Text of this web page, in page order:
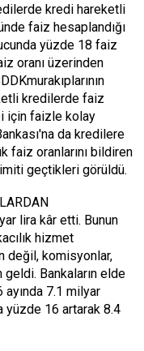
kredi hareketli
faiz hesaplandığı
yüzde 18 faiz
oranı üzerinden
kredilerde faiz
için faizle kolay
da kredilere
faiz oranlarını bildiren
geçtikleri görüldü.
lira kâr etti. Bunun
hizmet
değil, komisyonlar,
Bankaların elde
7.1 milyar
yüzde 16 artarak 8.4